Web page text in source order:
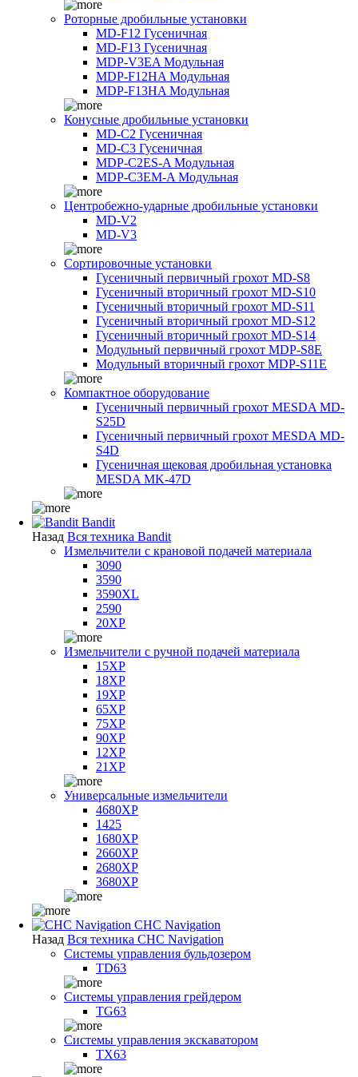
Роторные дробильные установки
MD-F12 Гусеничная
MD-F13 Гусеничная
MDP-V3EA Модульная
MDP-F12HA Модульная
MDP-F13HA Модульная
Конусные дробильные установки
MD-C2 Гусеничная
MD-C3 Гусеничная
MDP-C2ES-A Модульная
MDP-C3EM-A Модульная
Центробежно-ударные дробильные установки
MD-V2
MD-V3
Сортировочные установки
Гусеничный первичный грохот MD-S8
Гусеничный вторичный грохот MD-S10
Гусеничный вторичный грохот MD-S11
Гусеничный вторичный грохот MD-S12
Гусеничный вторичный грохот MD-S14
Модульный первичный грохот MDP-S8E
Модульный вторичный грохот MDP-S11E
Компактное оборудование
Гусеничный первичный грохот MESDA MD-
S25D
Гусеничный первичный грохот MESDA MD-
S4D
Гусеничная щековая дробильная установка
MESDA MK-47D
Bandit
Назад Вся техника Bandit
Измельчители с крановой подачей материала
3090
3590
3590XL
2590
20XP
Измельчители с ручной подачей материала
15XP
18XP
19XP
65XP
75XP
90XP
12XP
21XP
Универсальные измельчители
4680XP
1425
1680XP
2660XP
2680XP
3680XP
CHC Navigation
Назад Вся техника CHC Navigation
Системы управления бульдозером
TD63
Системы управления грейдером
TG63
Системы управления экскаватором
TX63